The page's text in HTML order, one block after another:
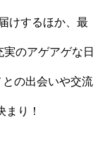
けするほか、最
のアゲアゲな日
の出会いや交流
り！